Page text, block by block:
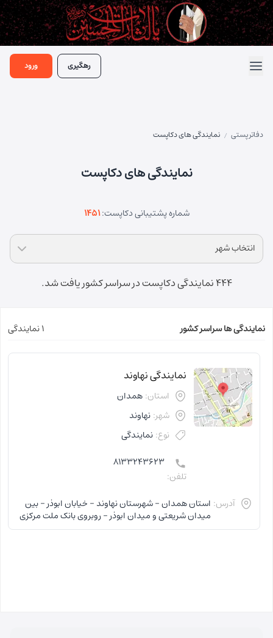
رهگیری ورود
دفاتر پستی / نمایندگی های دکاپست
نمایندگی های دکاپست
شماره پشتیبانی دکاپست:1451
انتخاب شهر
444 نمایندگی دکاپست در سراسر کشور یافت شد.
نمایندگی ها سراسر کشور 1 نمایندگی
نمایندگی نهاوند
استان: همدان
شهر: نهاوند
نوع: نمایندگی
تلفن:
8133243623
آدرس: استان همدان - شهرستان نهاوند - خیابان ابوذر - بین
میدان شریعتی و میدان ابوذر - روبروی بانک ملت مرکزی